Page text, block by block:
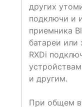
других
подключи и
приемника
батареи или
RXDi
и другим.
При общем